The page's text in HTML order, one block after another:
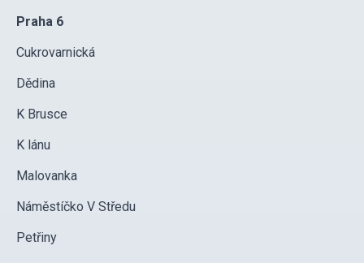
Praha 6
Cukrovarnická
Dědina
K Brusce
K lánu
Malovanka
Náměstíčko V Středu
Petřiny